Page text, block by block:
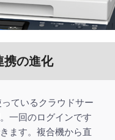
の進化
ているクラウドサー
一回のログインです
ます。複合機から直